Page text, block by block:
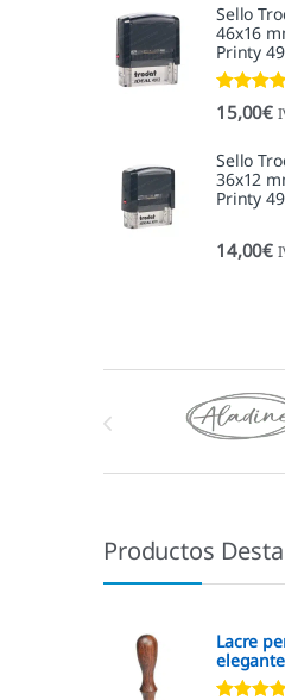
Sello
46x16
Printy
Valorado
5.00de 5
15,00€
Sello
36x12
Printy
14,00€
Marcas De Carrusel
Productos
Lacre
elegante